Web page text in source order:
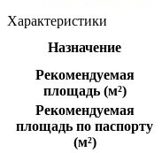
Характеристики
Назначение
Рекомендуемая
площадь (м²)
Рекомендуемая
площадь по паспорту
(м²)